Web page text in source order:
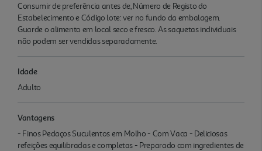
Consumir de preferência antes de, Número de Registo do
Estabelecimento e Código lote: ver no fundo da embalagem.
Guarde o alimento em local seco e fresco. As saquetas individuais
não podem ser vendidas separadamente.
Idade
Adulto
Vantagens
- Finos Pedaços Suculentos em Molho - Com Vaca - Deliciosas
refeições equilibradas e completas - Preparado com ingredientes de